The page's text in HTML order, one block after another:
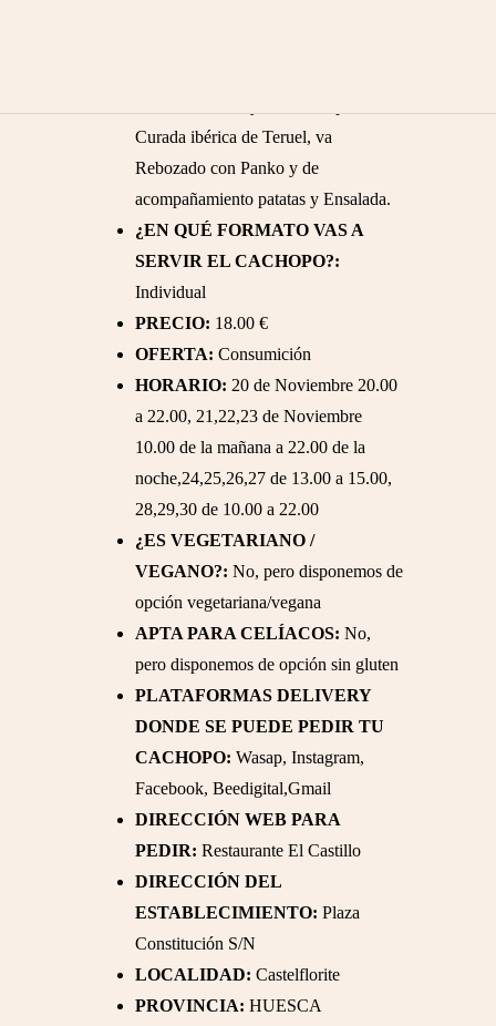
Curada ibérica de Teruel, va
Rebozado con Panko y de
acompañamiento patatas y Ensalada.
¿EN QUÉ FORMATO VAS A
SERVIR EL CACHOPO?:
Individual
PRECIO: 18.00 €
OFERTA: Consumición
HORARIO: 20 de Noviembre 20.00
a 22.00, 21,22,23 de Noviembre
10.00 de la mañana a 22.00 de la
noche,24,25,26,27 de 13.00 a 15.00,
28,29,30 de 10.00 a 22.00
¿ES VEGETARIANO /
VEGANO?: No, pero disponemos de
opción vegetariana/vegana
APTA PARA CELÍACOS: No,
pero disponemos de opción sin gluten
PLATAFORMAS DELIVERY
DONDE SE PUEDE PEDIR TU
CACHOPO: Wasap, Instagram,
Facebook, Beedigital,Gmail
DIRECCIÓN WEB PARA
PEDIR: Restaurante El Castillo
DIRECCIÓN DEL
ESTABLECIMIENTO: Plaza
Constitución S/N
LOCALIDAD: Castelflorite
PROVINCIA: HUESCA